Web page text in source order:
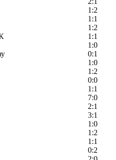
1:2
1:1
1:2
1:1
1:0
0:1
1:0
1:2
0:0
1:1
7:0
2:1
3:1
1:0
1:2
1:1
0:2